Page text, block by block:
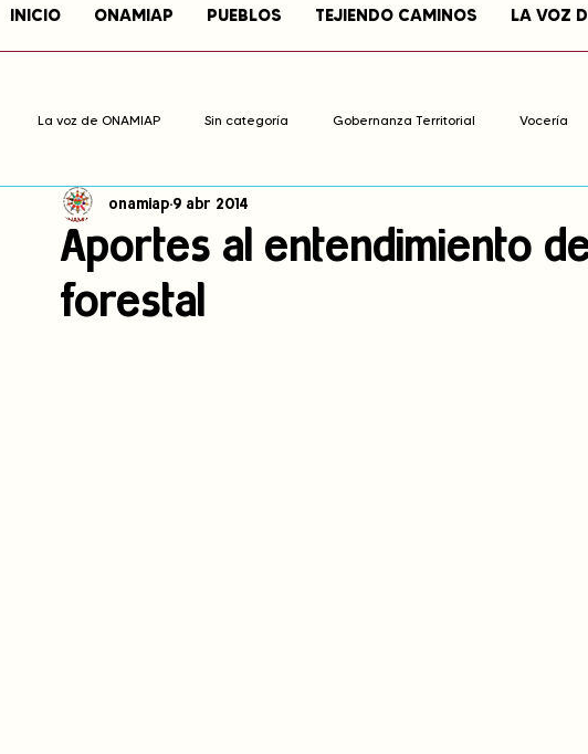
INICIO ONAMIAP PUEBLOS TEJIENDO CAMINOS LA VOZ
La voz de ONAMIAP Sin categoría Gobernanza Territorial Vocería
Cambio climático Navegador indígena
Pronunciamientos
Aportes al entendimiento
forestal
onamiap 9 abr 2014